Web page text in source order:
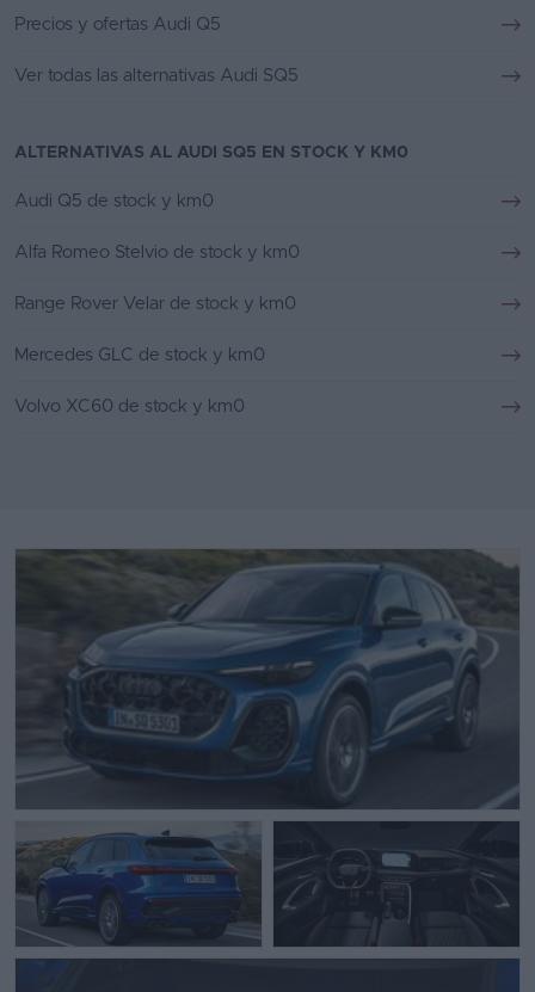
Precios y ofertas Audi Q5
Ver todas las alternativas Audi SQ5
ALTERNATIVAS AL AUDI SQ5 EN STOCK Y KM0
Audi Q5 de stock y km0
Alfa Romeo Stelvio de stock y km0
Range Rover Velar de stock y km0
Mercedes GLC de stock y km0
Volvo XC60 de stock y km0